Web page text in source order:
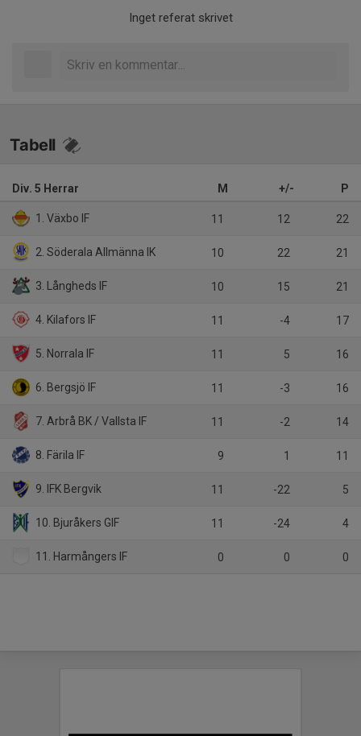
Inget referat skrivet
Tabell
Div. 5 Herrar M +/- P
1. Växbo IF 11 12 22
2. Söderala Allmänna IK 10 22 21
3. Långheds IF 10 15 21
4. Kilafors IF 11 -4 17
5. Norrala IF 11 5 16
6. Bergsjö IF 11 -3 16
7. Arbrå BK / Vallsta IF 11 -2 14
8. Färila IF 9 1 11
9. IFK Bergvik 11 -22 5
10. Bjuråkers GIF 11 -24 4
11. Harmångers IF 0 0 0